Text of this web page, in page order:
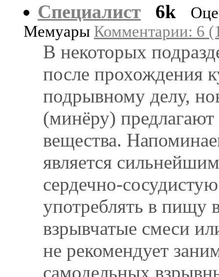
Специалист
6k
Мемуары Комментарии: 6
В некоторых
после прохождения
подрывному делу,
(минёру) предлагают
вещества.
является
сердечно-
употреблять в пищу
взрывчатые смеси
не рекомендует
самодельных